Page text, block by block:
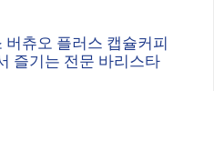
버츄오 플러스 캡슐커피
즐기는 전문 바리스타